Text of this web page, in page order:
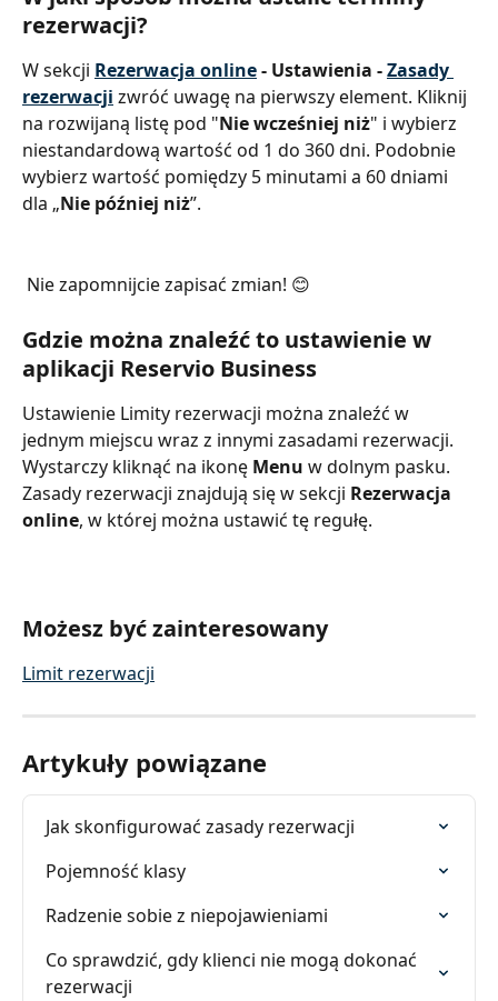
rezerwacji?
W sekcji Rezerwacja online - Ustawienia - Zasady
rezerwacji zwróć uwagę na pierwszy element. Kliknij
na rozwijaną listę pod "Nie wcześniej niż" i wybierz
niestandardową wartość od 1 do 360 dni. Podobnie
wybierz wartość pomiędzy 5 minutami a 60 dniami
dla „Nie później niż”.
Nie zapomnijcie zapisać zmian! 😊
Gdzie można znaleźć to ustawienie w
aplikacji Reservio Business
Ustawienie Limity rezerwacji można znaleźć w
jednym miejscu wraz z innymi zasadami rezerwacji.
Wystarczy kliknąć na ikonę Menu w dolnym pasku.
Zasady rezerwacji znajdują się w sekcji Rezerwacja
online, w której można ustawić tę regułę.
Możesz być zainteresowany
Limit rezerwacji
Artykuły powiązane
Jak skonfigurować zasady rezerwacji
Pojemność klasy
Radzenie sobie z niepojawieniami
Co sprawdzić, gdy klienci nie mogą dokonać
rezerwacji